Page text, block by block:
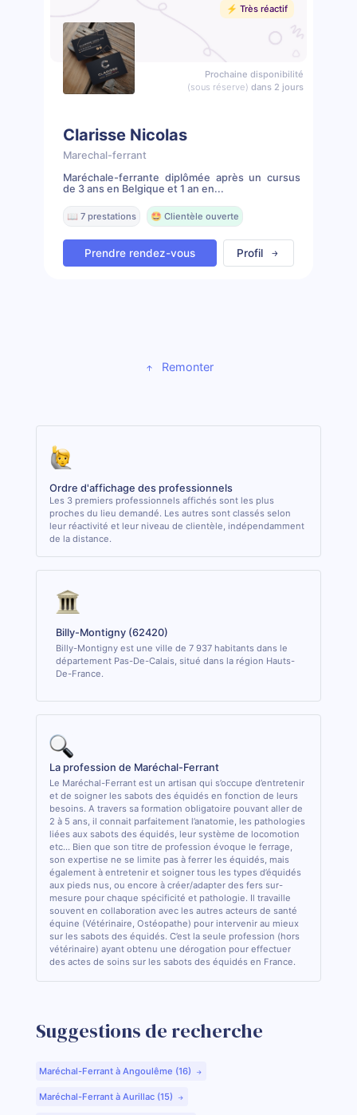
⚡️ Très réactif
Prochaine disponibilité
(sous réserve) dans 2 jours
Clarisse Nicolas
Marechal-ferrant
Maréchale-ferrante diplômée après un cursus
de 3 ans en Belgique et 1 an en...
📖 7 prestations 🤩 Clientèle ouverte
Prendre rendez-vous Profil
Remonter
Ordre d'affichage des professionnels
Les 3 premiers professionnels affichés sont les plus
proches du lieu demandé. Les autres sont classés selon
leur réactivité et leur niveau de clientèle, indépendamment
de la distance.
Billy-Montigny (62420)
Billy-Montigny est une ville de 7 937 habitants dans le
département Pas-De-Calais, situé dans la région Hauts-
De-France.
La profession de Maréchal-Ferrant
Le Maréchal-Ferrant est un artisan qui s’occupe d’entretenir
et de soigner les sabots des équidés en fonction de leurs
besoins. A travers sa formation obligatoire pouvant aller de
2 à 5 ans, il connait parfaitement l’anatomie, les pathologies
liées aux sabots des équidés, leur système de locomotion
etc... Bien que son titre de profession évoque le ferrage,
son expertise ne se limite pas à ferrer les équidés, mais
également à entretenir et soigner tous les types d’équidés
aux pieds nus, ou encore à créer/adapter des fers sur-
mesure pour chaque spécificité et pathologie. Il travaille
souvent en collaboration avec les autres acteurs de santé
équine (Vétérinaire, Ostéopathe) pour intervenir au mieux
sur les sabots des équidés. C’est la seule profession (hors
vétérinaire) ayant obtenu une dérogation pour effectuer
des actes de soins sur les sabots des équidés en France.
Suggestions de recherche
Maréchal-Ferrant à Angoulême (16)
Maréchal-Ferrant à Aurillac (15)